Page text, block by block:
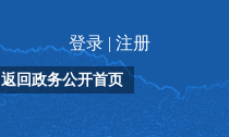
登录 | 注册
返回政务公开首页